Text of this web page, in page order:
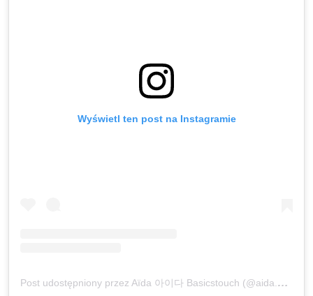
Wyświetl ten post na Instagramie
Post udostępniony przez Aïda 아이다 Basicstouch (@aida.bdji)